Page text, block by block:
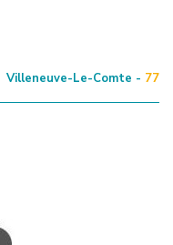
Villeneuve-Le-Comte - 77